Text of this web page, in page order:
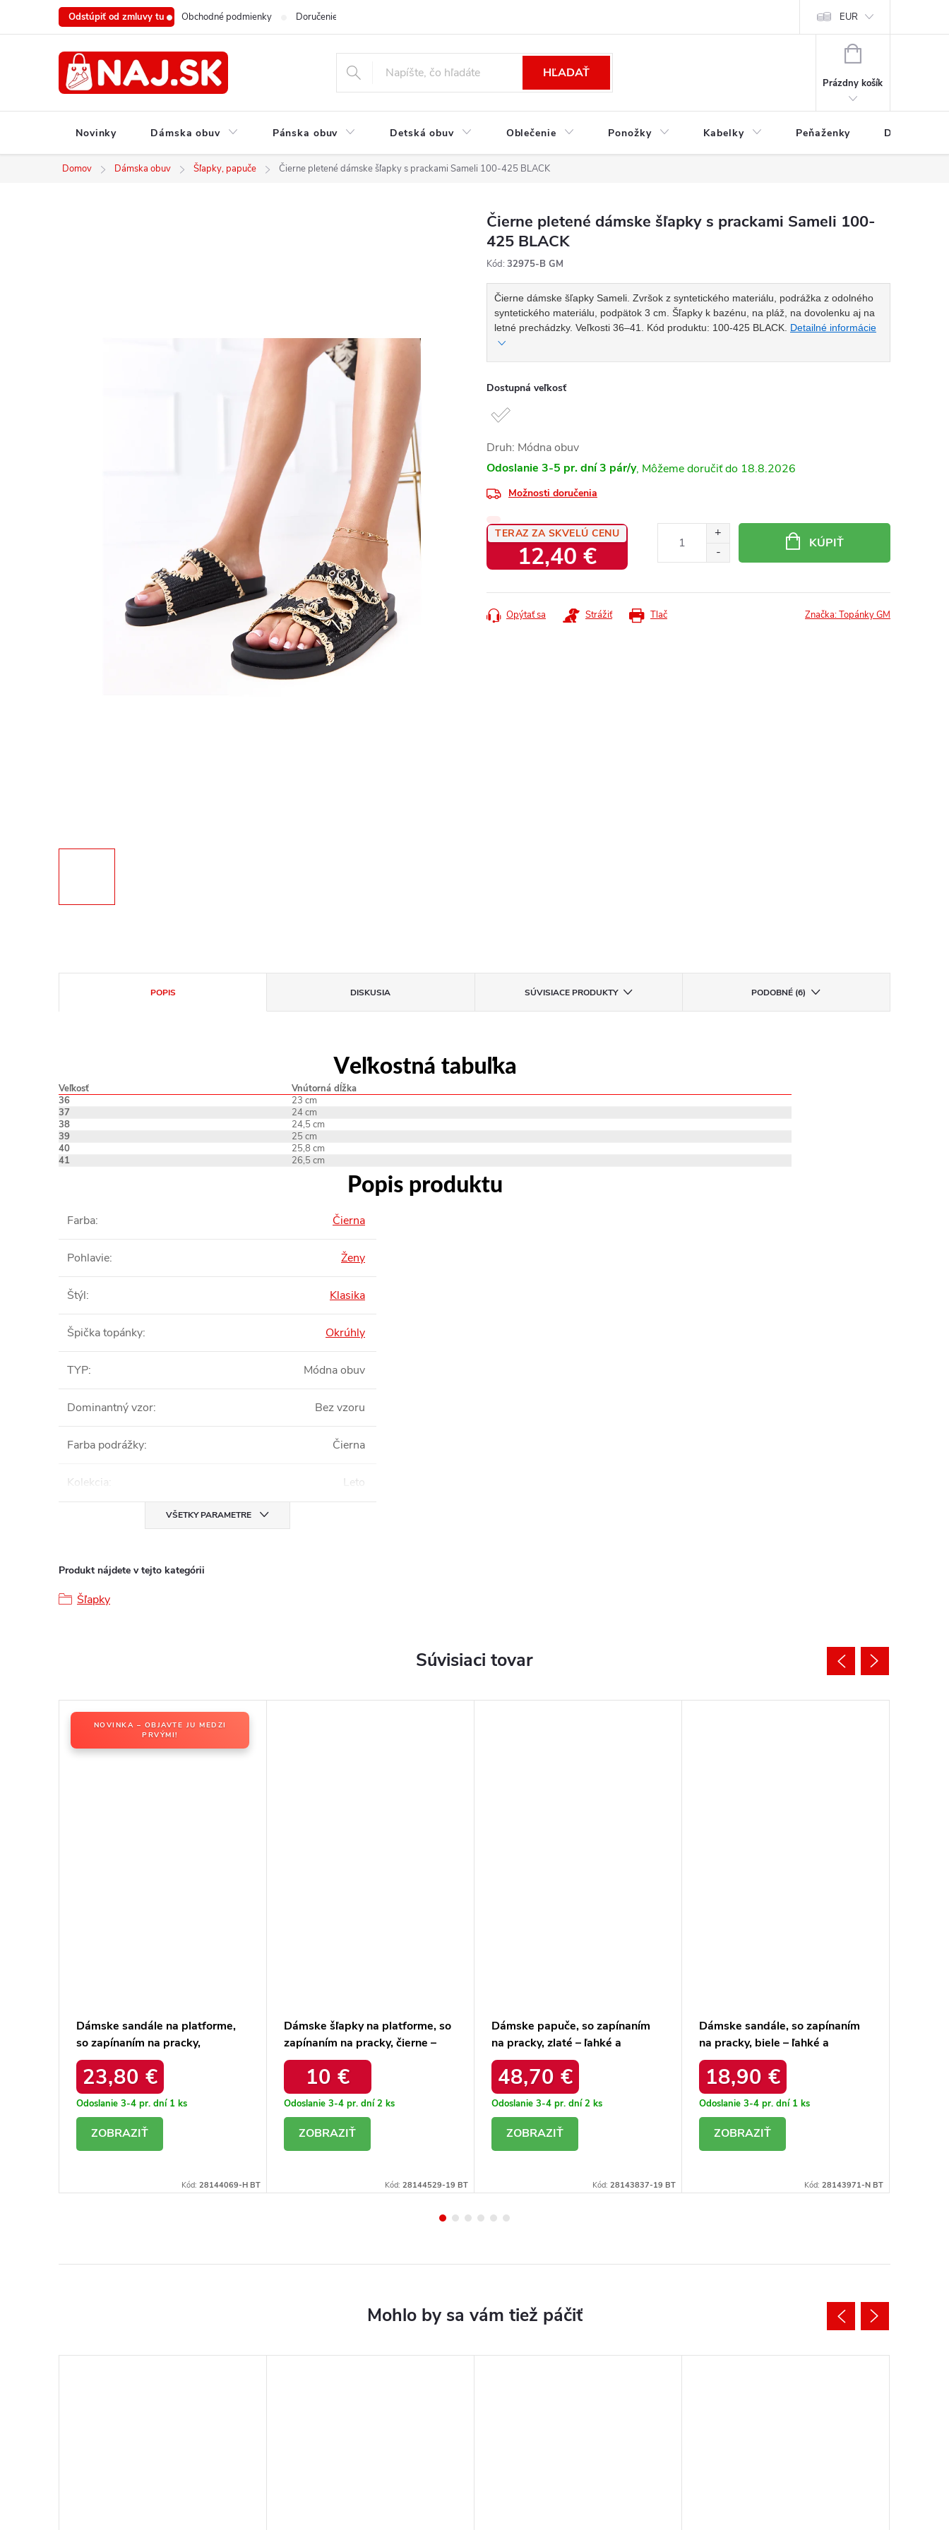
Odstúpiť od zmluvy tu Obchodné podmienky Doručenie a platba Podmienky ochrany osobných údajov
EUR
HĽADAŤ
NÁKUPNÝ
Prázdny košík
Novinky Dámska obuv Pánska obuv Detská obuv Oblečenie Ponožky Kabelky Peňaženky Drogéria
Domov Dámska obuv Šľapky, papuče Čierne pletené dámske šľapky s prackami Sameli 100-425 BLACK
Čierne pletené dámske šľapky s prackami Sameli 100-
425 BLACK
Kód: 32975-B GM
Čierne dámske šľapky Sameli. Zvršok z syntetického materiálu, podrážka z odolného
syntetického materiálu, podpätok 3 cm. Šľapky k bazénu, na pláž, na dovolenku aj na
letné prechádzky. Veľkosti 36–41. Kód produktu: 100-425 BLACK. Detailné informácie
Dostupná veľkosť
Druh: Módna obuv
Odoslanie 3-5 pr. dní3 pár/y 18.8.2026
Možnosti doručenia
TERAZ ZA SKVELÚ CENU
12,40 €
cena:
KÚPIŤ
Tlač
Opýtať sa Strážiť Značka:Topánky GM
POPIS DISKUSIA SÚVISIACE PRODUKTY PODOBNÉ (6)
Veľkosť
Vnútorná dĺžka
36
23 cm
37
24 cm
38
24,5 cm
39
25 cm
40
25,8 cm
41
26,5 cm
Farba: Čierna
Pohlavie: Ženy
Štýl: Klasika
Špička topánky: Okrúhly
TYP: Módna obuv
Dominantný vzor: Bez vzoru
Farba podrážky: Čierna
Kolekcia: Leto
VŠETKY PARAMETRE
Produkt nájdete v tejto kategórii
Šľapky
Súvisiaci tovar
NOVINKA – OBJAVTE JU MEDZI
PRVÝMI!
Dámske sandále na platforme,
so zapínaním na pracky,
čokoládové – ľahké a pohodlné /
THS-162 COFFEE
23,80 €
Odoslanie 3-4 pr. dní 1 ks
Kód: 28144069-H BT
Dámske šľapky na platforme, so
zapínaním na pracky, čierne –
ľahké a pohodlné / 2040 BLACK
10 €
Odoslanie 3-4 pr. dní2 ks
Kód: 28144529-19 BT
Dámske papuče, so zapínaním
na pracky, zlaté – ľahké a
pohodlné / 20261072.92A
48,70 €
Odoslanie 3-4 pr. dní2 ks
Kód: 28143837-19 BT
Dámske sandále, so zapínaním
na pracky, biele – ľahké a
pohodlné / DMT22-1 WHITE
18,90 €
Odoslanie 3-4 pr. dní 1 ks
Kód: 28143971-N BT